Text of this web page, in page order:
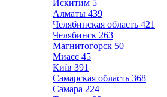
Искитим 5
Алматы 439
Челябинская область 421
Челябинск 263
Магнитогорск 50
Миасс 45
Київ 391
Самарская область 368
Самара 224